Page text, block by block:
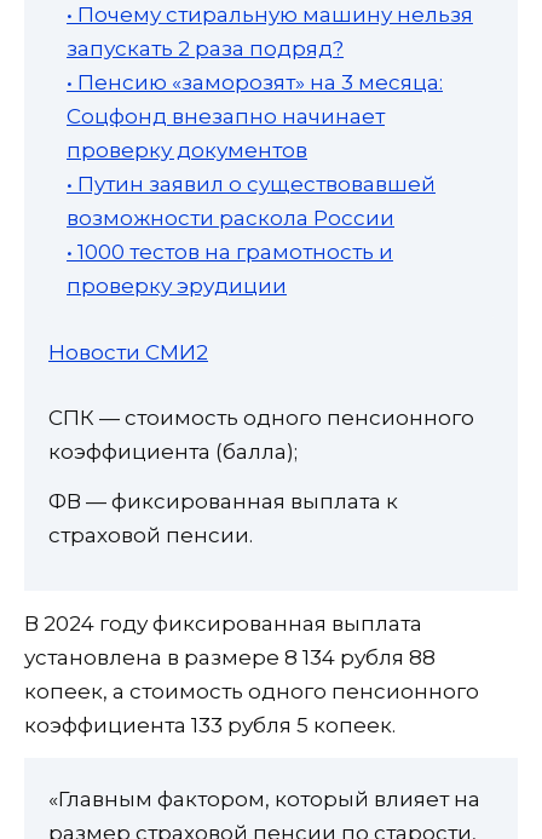
• Почему стиральную машину нельзя
запускать 2 раза подряд?
• Пенсию «заморозят» на 3 месяца:
Соцфонд внезапно начинает
проверку документов
• Путин заявил о существовавшей
возможности раскола России
• 1000 тестов на грамотность и
проверку эрудиции
Новости СМИ2
СПК — стоимость одного пенсионного
коэффициента (балла);
ФВ — фиксированная выплата к
страховой пенсии.
В 2024 году фиксированная выплата
установлена в размере 8 134 рубля 88
копеек, а стоимость одного пенсионного
коэффициента 133 рубля 5 копеек.
«Главным фактором, который влияет на
размер страховой пенсии по старости,